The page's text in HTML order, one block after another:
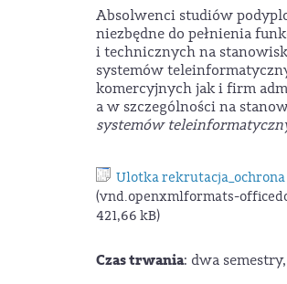
Absolwenci studiów
niezbędne do pełnienia
i technicznych na
systemów
komercyjnych jak i firm
a w szczególności na
systemów
Ulotka rekrutacja_ochrona
(vnd.openxmlformats-
421,66 kB)
Czas trwania: dwa